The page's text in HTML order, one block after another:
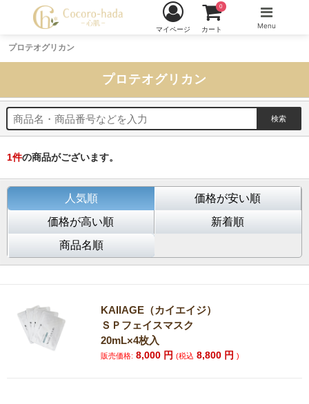
プロテオグリカン
マイページ カート
0
Menu
プロテオグリカン
1件の商品がございます。
人気順
価格が安い順
価格が高い順
新着順
商品名順
KAIIAGE（カイエイジ）
ＳＰフェイスマスク
20mL×4枚入
販売価格: 8,000 円(税込 8,800 円)